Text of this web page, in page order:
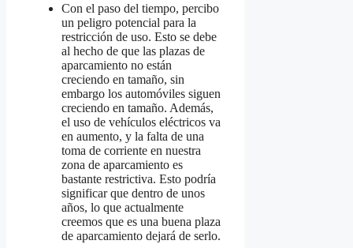
Con el paso del tiempo, percibo
un peligro potencial para la
restricción de uso. Esto se debe
al hecho de que las plazas de
aparcamiento no están
creciendo en tamaño, sin
embargo los automóviles siguen
creciendo en tamaño. Además,
el uso de vehículos eléctricos va
en aumento, y la falta de una
toma de corriente en nuestra
zona de aparcamiento es
bastante restrictiva. Esto podría
significar que dentro de unos
años, lo que actualmente
creemos que es una buena plaza
de aparcamiento dejará de serlo.